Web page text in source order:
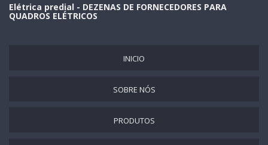
MONTAGEM DE UM QUADRO DE DISTRIBUIÇÃO
QUADRO ELÉTRICO MONTADO
MONTAGEM DE QUADROS ELÉTRICOS
Elétrica predial - DEZENAS DE FORNECEDORES PARA
QUADROS ELÉTRICOS
INICIO
SOBRE NÓS
PRODUTOS